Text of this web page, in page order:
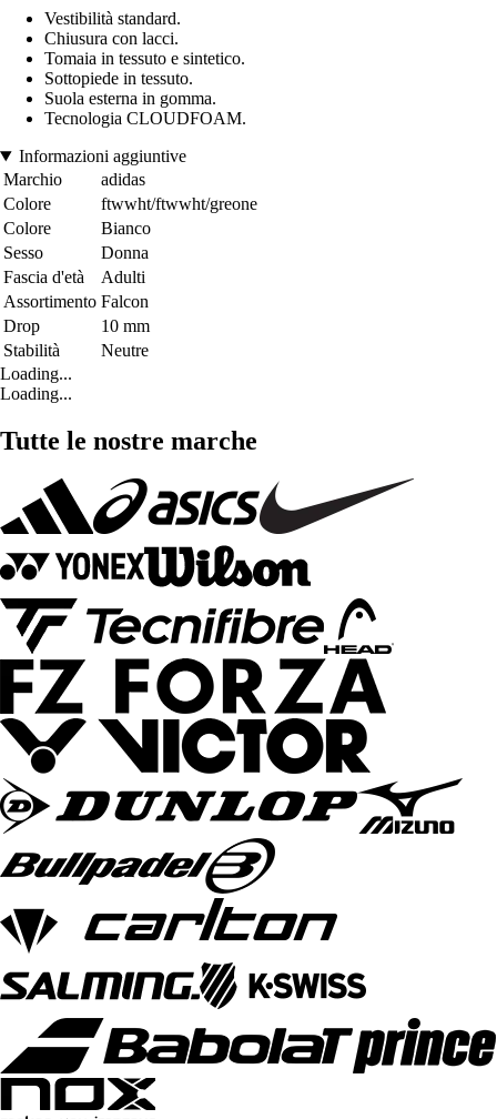
Vestibilità standard.
Chiusura con lacci.
Tomaia in tessuto e sintetico.
Sottopiede in tessuto.
Suola esterna in gomma.
Tecnologia CLOUDFOAM.
Informazioni aggiuntive
Marchio
adidas
Colore
ftwwht/ftwwht/greone
Colore
Bianco
Sesso
Donna
Fascia d'età
Adulti
Assortimento Falcon
Drop
10 mm
Stabilità
Neutre
Loading...
Loading...
Tutte le nostre marche